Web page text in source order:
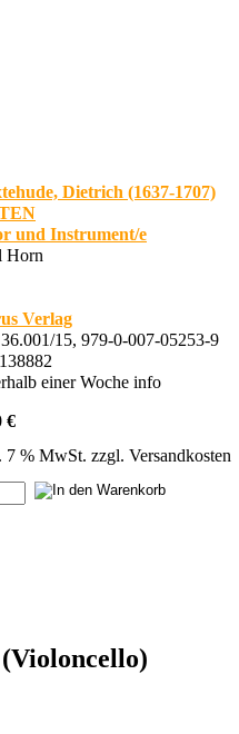
Dietrich (1637-1707)
und Instrument/e
Horn
Verlag
15, 979-0-007-05253-9
einer Woche info
€
7 % MwSt. zzgl. Versandkosten